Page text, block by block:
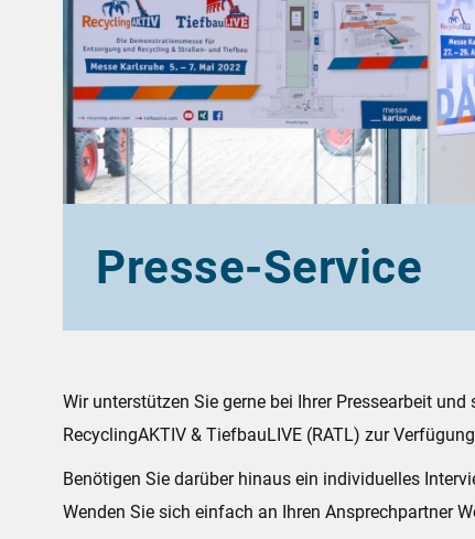
Presse-Service
Wir unterstützen Sie gerne bei Ihrer Pressearbeit
RecyclingAKTIV & TiefbauLIVE (RATL) zur
Benötigen Sie darüber hinaus ein individuelles
Wenden Sie sich einfach an Ihren Ansprechpartner